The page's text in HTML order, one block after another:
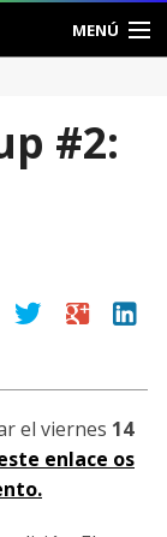
MENÚ
#2:
twitter google linkedin
el viernes 14
enlace os